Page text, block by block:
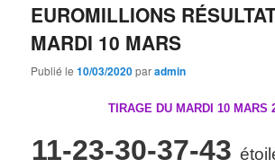
EUROMILLIONS
MARDI 10 MARS
Publié le10/03/2020paradmin
TIRAGE DU MARDI 10 MARS
11-23-30-37-43